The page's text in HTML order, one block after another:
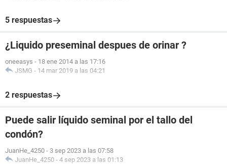
5 respuestas
¿Liquido preseminal despues de orinar ?
oneeasys - 18 ene 2014 a las 17:16
JSMG - 14 mar 2019 a las 04:21
2 respuestas
Puede salir líquido seminal por el tallo del
condón?
JuanHe_4250 - 3 sep 2023 a las 07:58
JuanHe_4250 - 4 sep 2023 a las 01:13